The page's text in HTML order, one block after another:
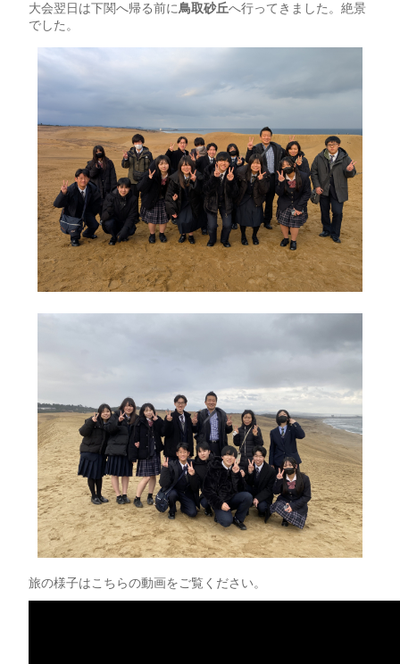
大会翌日は下関へ帰る前に鳥取砂丘へ行ってきました。絶景
でした。
旅の様子はこちらの動画をご覧ください。